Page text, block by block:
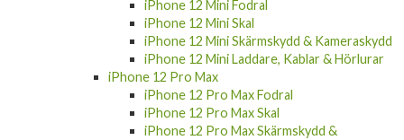
iPhone 12 Mini Fodral
iPhone 12 Mini Skal
iPhone 12 Mini Skärmskydd & Kameraskydd
iPhone 12 Mini Laddare, Kablar & Hörlurar
iPhone 12 Pro Max
iPhone 12 Pro Max Fodral
iPhone 12 Pro Max Skal
iPhone 12 Pro Max Skärmskydd &